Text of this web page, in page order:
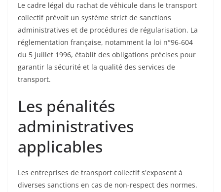
Le cadre légal du rachat de véhicule dans le transport
collectif prévoit un système strict de sanctions
administratives et de procédures de régularisation. La
réglementation française, notamment la loi n°96-604
du 5 juillet 1996, établit des obligations précises pour
garantir la sécurité et la qualité des services de
transport.
Les pénalités
administratives
applicables
Les entreprises de transport collectif s'exposent à
diverses sanctions en cas de non-respect des normes.